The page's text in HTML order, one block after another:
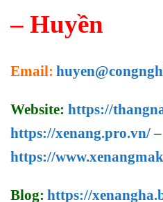
– Huyền
Email:
Website: https://
https://xenang.pro.vn/–
https://
Blog: https://